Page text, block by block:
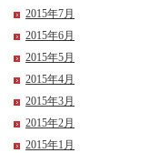
2015年7月
2015年6月
2015年5月
2015年4月
2015年3月
2015年2月
2015年1月